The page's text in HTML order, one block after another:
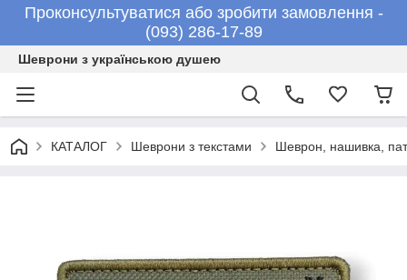
Проконсультуватися або зробити замовлення -
(093) 286-17-89
Шеврони з українською душею
КАТАЛОГ Шеврони з текстами Шеврон, нашивка,